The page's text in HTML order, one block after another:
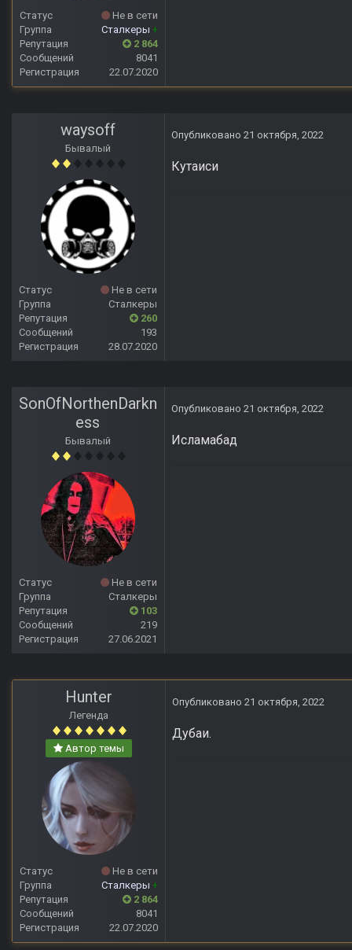
Статус
Не в сети
Группа
Сталкеры +
Репутация
2 864
Сообщений
8041
Регистрация
22.07.2020
waysoff
Бывалый
Статус
Не в сети
Группа
Сталкеры
Репутация
260
Сообщений
193
Регистрация
28.07.2020
Опубликовано 21 октября, 2022
Кутаиси
SonOfNorthenDarkn
ess
Бывалый
Статус
Не в сети
Группа
Сталкеры
Репутация
103
Сообщений
219
Регистрация
27.06.2021
Опубликовано 21 октября, 2022
Исламабад
Hunter
Легенда
Автор темы
Статус
Не в сети
Группа
Сталкеры +
Репутация
2 864
Сообщений
8041
Регистрация
22.07.2020
Опубликовано 21 октября, 2022
Дубаи.